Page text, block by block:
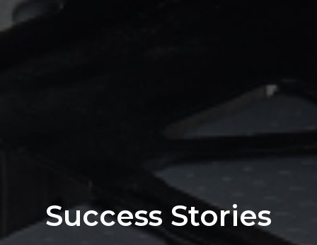
Success Stories